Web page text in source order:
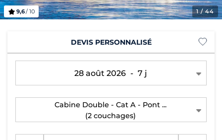
1/ 44
9,6/ 10
DEVIS PERSONNALISÉ
28 août 2026 - 7 j
Cabine Double - Cat A - Pont ...
(2 couchages)